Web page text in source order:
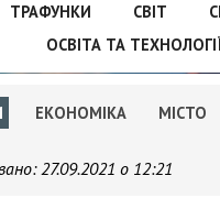
ТРАФУНКИ
СВІТ
ОСВІТА ТА
ЕКОНОМІКА МІСТО
27.09.2021 о 12:21